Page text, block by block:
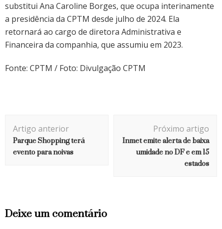
substitui Ana Caroline Borges, que ocupa interinamente
a presidência da CPTM desde julho de 2024. Ela
retornará ao cargo de diretora Administrativa e
Financeira da companhia, que assumiu em 2023.
Fonte: CPTM / Foto: Divulgação CPTM
de
post
Artigo anterior
Parque Shopping terá
evento para noivas
Próximo artigo
Inmet emite alerta de baixa
umidade no DF e em 15
estados
Deixe um comentário